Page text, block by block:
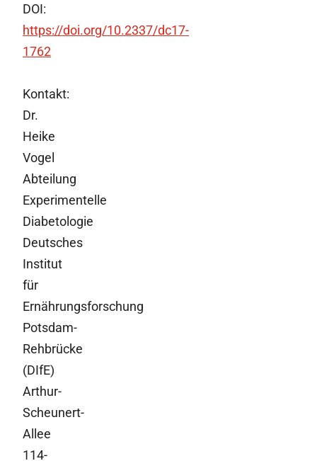
DOI:
https://doi.org/10.2337/dc17-
1762
Kontakt:
Dr.
Heike
Vogel
Abteilung
Experimentelle
Diabetologie
Deutsches
Institut
für
Ernährungsforschung
Potsdam-
Rehbrücke
(DIfE)
Arthur-
Scheunert-
Allee
114-